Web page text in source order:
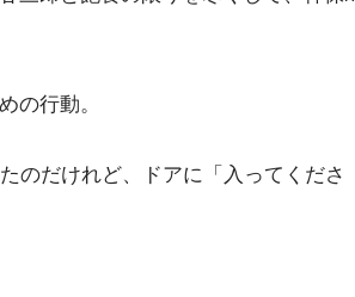
の行動。
のだけれど、ドアに「入ってくださ